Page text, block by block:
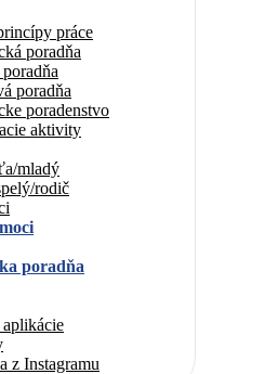
práce
poradňa
poradňa
poradenstvo
aktivity
mladý
rodič
poradňa
z Instagramu